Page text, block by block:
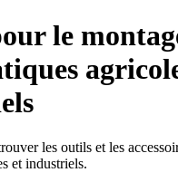
le
les outils et les
et industriels.